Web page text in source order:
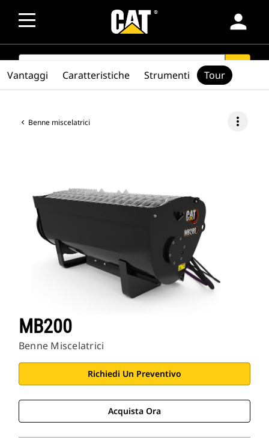
person
SEARCH search
Benne miscelatrici more_vert
MB200
Benne Miscelatrici
Richiedi Un Preventivo
Acquista Ora
Vantaggi Caratteristiche Strumenti Tour